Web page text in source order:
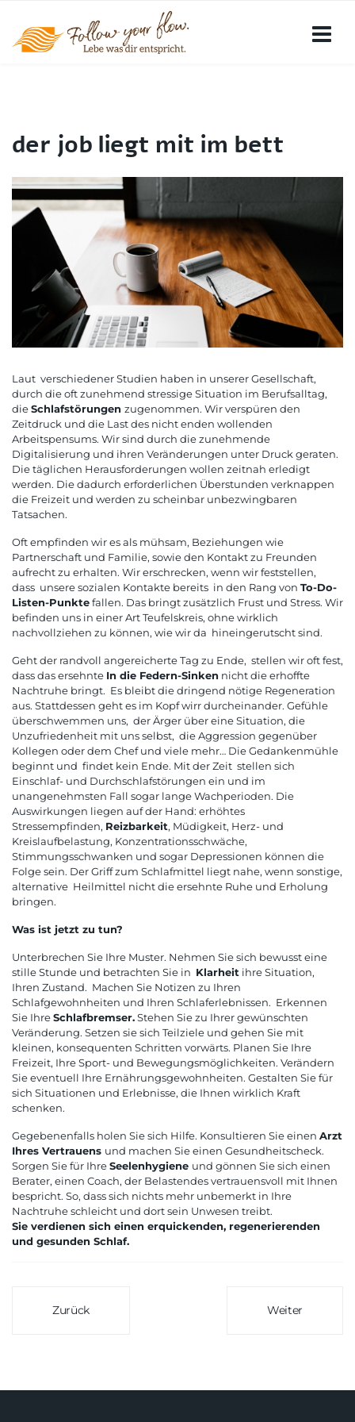
der job liegt mit im bett
Laut verschiedener Studien haben in unserer Gesellschaft,
durch die oft zunehmend stressige Situation im Berufsalltag,
dieSchlafstörungen zugenommen. Wir verspüren den
Zeitdruck und die Last des nicht enden wollenden
Arbeitspensums. Wir sind durch die zunehmende
Digitalisierung und ihren Veränderungen unter Druck geraten.
Die täglichen Herausforderungen wollen zeitnah erledigt
werden. Die dadurch erforderlichen Überstunden verknappen
die Freizeit und werden zu scheinbar unbezwingbaren
Tatsachen.
Oft empfinden wir es als mühsam, Beziehungen wie
Partnerschaft und Familie, sowie den Kontakt zu Freunden
aufrecht zu erhalten. Wir erschrecken, wenn wir feststellen,
dass unsere sozialen Kontakte bereits in den Rang von To-Do-
Listen-Punktefallen. Das bringt zusätzlich Frust und Stress. Wir
befinden uns in einer Art Teufelskreis, ohne wirklich
nachvollziehen zu können, wie wir da hineingerutscht sind.
Geht der randvoll angereicherte Tag zu Ende, stellen wir oft fest,
dass das ersehnte In die Federn-Sinken nicht die erhoffte
Nachtruhe bringt. Es bleibt die dringend nötige Regeneration
aus. Stattdessen geht es im Kopf wirr durcheinander. Gefühle
überschwemmen uns, der Ärger über eine Situation, die
Unzufriedenheit mit uns selbst, die Aggression gegenüber
Kollegen oder dem Chef und viele mehr… Die Gedankenmühle
beginnt und findet kein Ende. Mit der Zeit stellen sich
Einschlaf- und Durchschlafstörungen ein und im
unangenehmsten Fall sogar lange Wachperioden. Die
Auswirkungen liegen auf der Hand: erhöhtes
Stressempfinden, Reizbarkeit, Müdigkeit, Herz- und
Kreislaufbelastung, Konzentrationsschwäche,
Stimmungsschwanken und sogar Depressionen können die
Folge sein. Der Griff zum Schlafmittel liegt nahe, wenn sonstige,
alternative Heilmittel nicht die ersehnte Ruhe und Erholung
bringen.
Was ist jetzt zu tun?
Unterbrechen Sie Ihre Muster. Nehmen Sie sich bewusst eine
stille Stunde und betrachten Sie in Klarheit ihre Situation,
Ihren Zustand. Machen Sie Notizen zu Ihren
Schlafgewohnheiten und Ihren Schlaferlebnissen. Erkennen
Sie IhreSchlafbremser.Stehen Sie zu Ihrer gewünschten
Veränderung. Setzen sie sich Teilziele und gehen Sie mit
kleinen, konsequenten Schritten vorwärts. Planen Sie Ihre
Freizeit, Ihre Sport- und Bewegungsmöglichkeiten. Verändern
Sie eventuell Ihre Ernährungsgewohnheiten. Gestalten Sie für
sich Situationen und Erlebnisse, die Ihnen wirklich Kraft
schenken.
Gegebenenfalls holen Sie sich Hilfe. Konsultieren Sie einen Arzt
Ihres Vertrauens und machen Sie einen Gesundheitscheck.
Sorgen Sie für IhreSeelenhygiene und gönnen Sie sich einen
Berater, einen Coach, der Belastendes vertrauensvoll mit Ihnen
bespricht. So, dass sich nichts mehr unbemerkt in Ihre
Nachtruhe schleicht und dort sein Unwesen treibt.
Sie verdienen sich einen erquickenden, regenerierenden
und gesunden Schlaf.
Zurück Weiter